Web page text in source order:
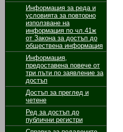
Информация за реда и
условията за повторно
използване на
информация по чл.41ж
от Закона за достъп до
обществена информация
Информация,
предоставена повече от
три пъти по заявление за
достъп
Достъп за преглед и
четене
Ред за достъп до
публични регистри